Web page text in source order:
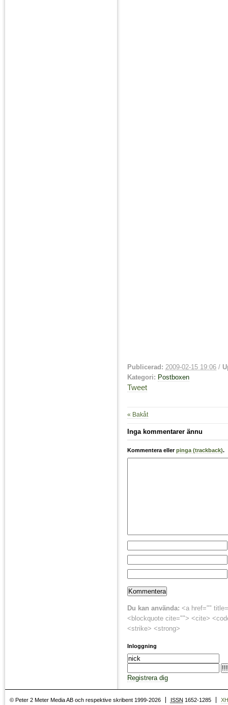
Publicerad: 2009-02-15 19:06 /
Kategori: Postboxen
Tweet
« Bakåt
Inga kommentarer ännu
Kommentera ellerpinga (trackback).
Du kan använda: <a href=""
<blockquote cite=""> <cite>
<strike> <strong>
Inloggning
Registrera dig
© Peter 2 Meter Media AB och respektive skribent 1999-2026 ISSN 1652-1285